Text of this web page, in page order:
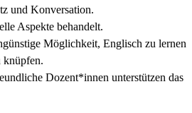
und Konversation.
Aspekte behandelt.
Möglichkeit, Englisch zu lernen
knüpfen.
Dozent*innen unterstützen das